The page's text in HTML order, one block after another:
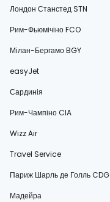
Лондон Станстед STN
Рим-Фьюмічіно FCO
Мілан-Бергамо BGY
easyJet
Сардинія
Рим-Чампіно CIA
Wizz Air
Travel Service
Париж Шарль де Голль CDG
Мадейра